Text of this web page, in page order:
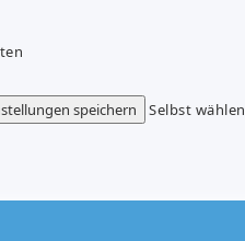
speichern
Selbst wählen